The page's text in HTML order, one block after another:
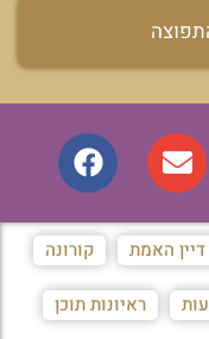
דיין האמת קורונה
ראיונות תוכן